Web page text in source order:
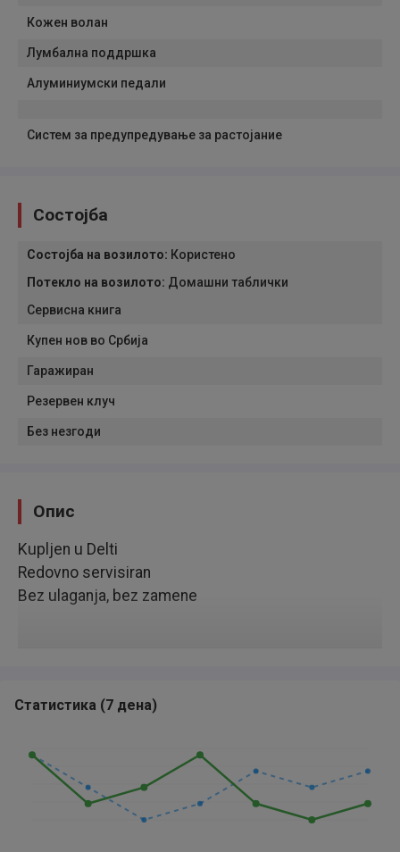
Кожен волан
Лумбална поддршка
Алуминиумски педали
Систем за предупредување за растојание
Состојба
Состојба на возилото: Користено
Потекло на возилото: Домашни таблички
Сервисна книга
Купен нов во Србија
Гаражиран
Резервен клуч
Без незгоди
Опис
Kupljen u Delti
Redovno servisiran
Bez ulaganja, bez zamene
Статистика (7 дена)